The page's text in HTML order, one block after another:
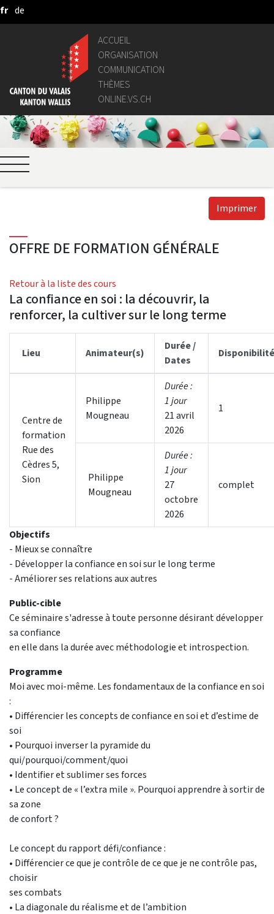
Saut au contenu principal
fr de
ACCUEIL
ORGANISATION
COMMUNICATION
THÈMES
ONLINE.VS.CH
Imprimer
OFFRE DE FORMATION GÉNÉRALE
Retour à la liste des cours
La confiance en soi : la découvrir, la
renforcer, la cultiver sur le long terme
Lieu Animateur(s)
Durée /
Dates
Disponibilité
Centre de
formation
Rue des
Cèdres 5,
Sion
Philippe
Mougneau
Durée :
1 jour
21 avril
2026
1
Philippe
Mougneau
Durée :
1 jour
27
octobre
2026
complet
Objectifs
- Mieux se connaître
- Développer la confiance en soi sur le long terme
- Améliorer ses relations aux autres
Public-cible
Ce séminaire s'adresse à toute personne désirant développer
sa confiance
en elle dans la durée avec méthodologie et introspection.
Programme
Moi avec moi-même. Les fondamentaux de la confiance en soi
:
• Différencier les concepts de confiance en soi et d’estime de
soi
• Pourquoi inverser la pyramide du
qui/pourquoi/comment/quoi
• Identifier et sublimer ses forces
• Le concept de « l’extra mile ». Pourquoi apprendre à sortir de
sa zone
de confort ?
Le concept du rapport défi/confiance :
• Différencier ce que je contrôle de ce que je ne contrôle pas,
choisir
ses combats
• La diagonale du réalisme et de l’ambition